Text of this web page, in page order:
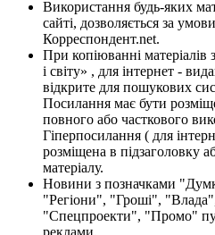
Використання будь-яких
сайті, дозволяється за
Корреспондент.net.
При копіюванні матеріалів
і світу» , для інтернет -
відкрите для пошукових
Посилання має бути
повного або часткового
Гіперпосилання ( для
розміщена в підзаголовку
матеріалу.
Новини з позначками
"Регіони", "Гроші",
"Спецпроекти", "Промо"
реклами.